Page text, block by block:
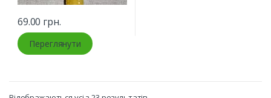
69.00 грн.
Переглянути